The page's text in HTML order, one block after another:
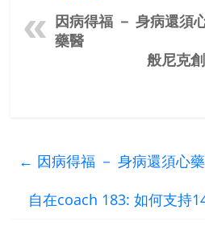
因病得福 － 身病還須
藥醫
般尼克
← 因病得福 － 身病還須心
自在coach 183: 如何支持